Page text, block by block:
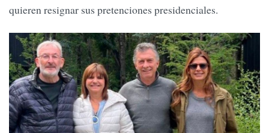
quieren resignar sus pretenciones presidenciales.